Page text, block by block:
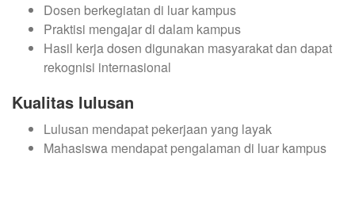
Dosen berkegiatan di luar kampus
Praktisi mengajar di dalam kampus
Hasil kerja dosen digunakan masyarakat dan dapat
rekognisi internasional
Kualitas lulusan
Lulusan mendapat pekerjaan yang layak
Mahasiswa mendapat pengalaman di luar kampus